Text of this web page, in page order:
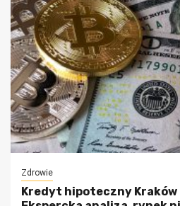
Zdrowie
Kredyt hipoteczny Kraków